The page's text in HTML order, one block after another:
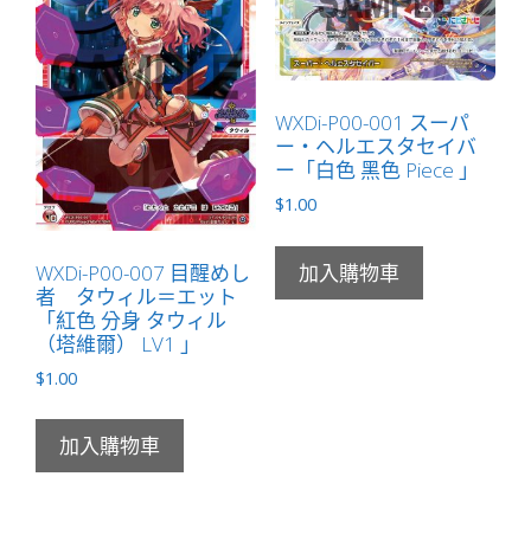
WXDi-P00-007 目醒めし
者 タウィル＝エット
「紅色 分身 タウィル
（塔維爾） LV1 」
$1.00
加入購物車
WXDi-P00-001 スーパ
ー・ヘルエスタセイバ
ー「白色 黑色 Piece 」
$1.00
加入購物車